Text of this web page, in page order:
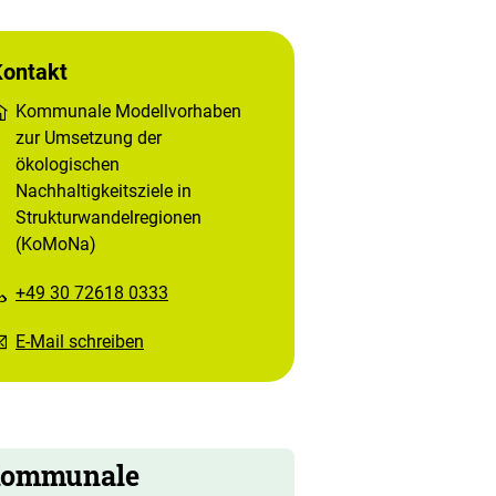
Kommunale Modellvorhaben
zur Umsetzung der
ökologischen
Nachhaltigkeitsziele in
Strukturwandelregionen
(KoMoNa)
+49 30 72618 0333
E-Mail schreiben